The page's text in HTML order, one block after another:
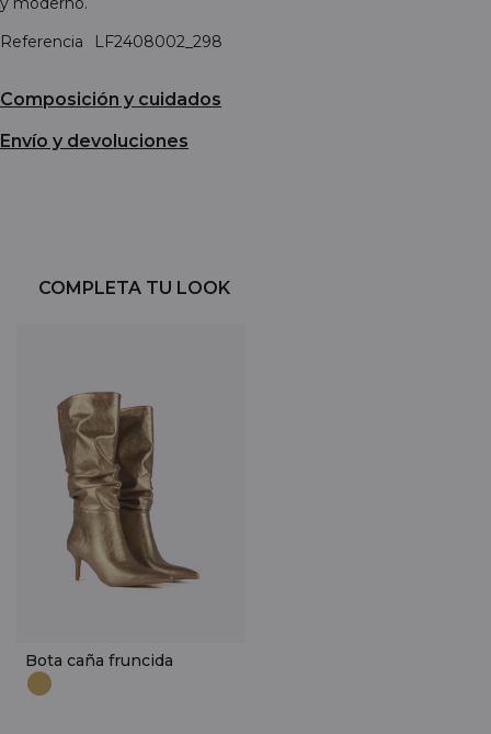
Referencia
LF2408002_298
Composición y cuidados
Envío y devoluciones
COMPLETA TU LOOK
Bota caña fruncida